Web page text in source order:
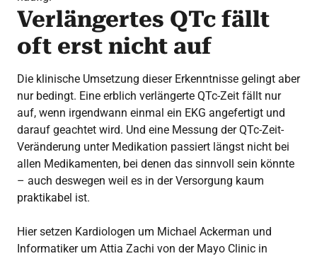
Verlängertes QTc fällt
oft erst nicht auf
Die klinische Umsetzung dieser Erkenntnisse gelingt aber
nur bedingt. Eine erblich verlängerte QTc-Zeit fällt nur
auf, wenn irgendwann einmal ein EKG angefertigt und
darauf geachtet wird. Und eine Messung der QTc-Zeit-
Veränderung unter Medikation passiert längst nicht bei
allen Medikamenten, bei denen das sinnvoll sein könnte
– auch deswegen weil es in der Versorgung kaum
praktikabel ist.
Hier setzen Kardiologen um Michael Ackerman und
Informatiker um Attia Zachi von der Mayo Clinic in